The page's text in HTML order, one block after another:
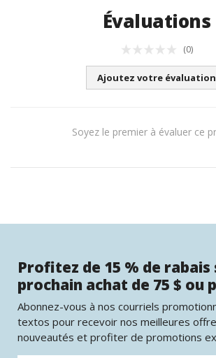
Évaluations
(0)
Ajoutez votre évaluation
Soyez le premier à évaluer ce
Profitez de 15 % de
prochain achat de 75 $ ou
Abonnez-vous à nos courriels
textos pour recevoir nos meilleures
nouveautés et profiter de promotions